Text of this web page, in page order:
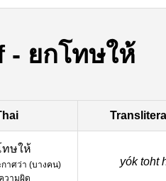
- ยกโทษให้
ทษให้
กาศว่า (บางคน)
วามผิด
yók toht